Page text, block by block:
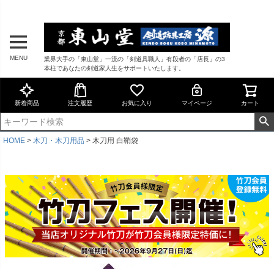
MENU
業界大手の「東山堂」一流の「剣道具職人」有段者の「店長」の3
本柱であなたの剣道家人生をサポートいたします。
新着商品 注文履歴 お気に入り マイページ カート
HOME 木刀・木刀用品 木刀用 白鞘袋